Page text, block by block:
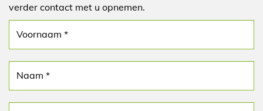
verder contact met u opnemen.